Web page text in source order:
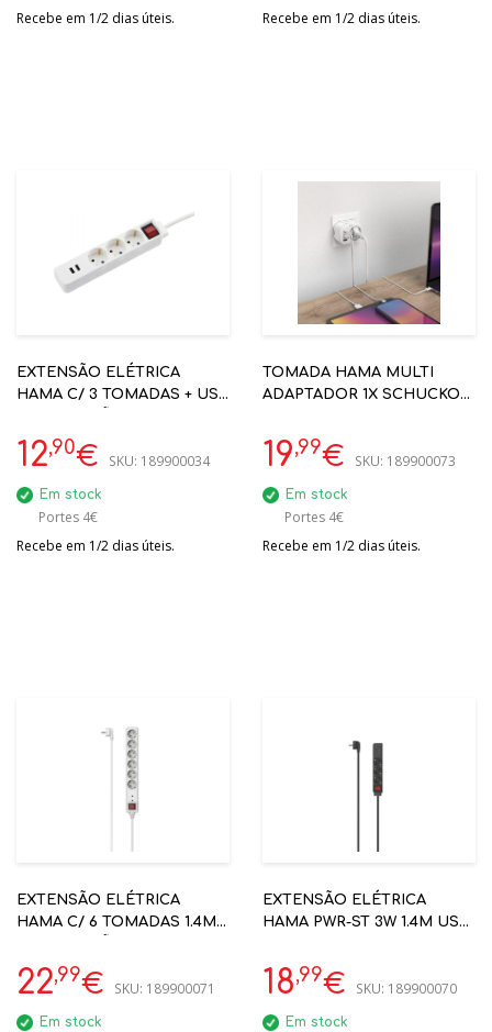
Recebe em 1/2 dias úteis.
Recebe em 1/2 dias úteis.
EXTENSÃO ELÉTRICA
HAMA C/ 3 TOMADAS + USB
ON/OFF COD 00137352
12,90€ SKU: 189900034
Em stock
Portes 4€
Recebe em 1/2 dias úteis.
TOMADA HAMA MULTI
ADAPTADOR 1X SCHUCKO
- 00223342
19,99€ SKU: 189900073
Em stock
Portes 4€
Recebe em 1/2 dias úteis.
EXTENSÃO ELÉTRICA
HAMA C/ 6 TOMADAS 1.4M
ON/OFF COD 00223152
22,99€ SKU: 189900071
Em stock
EXTENSÃO ELÉTRICA
HAMA PWR-ST 3W 1.4M USB-
00223182
18,99€ SKU: 189900070
Em stock